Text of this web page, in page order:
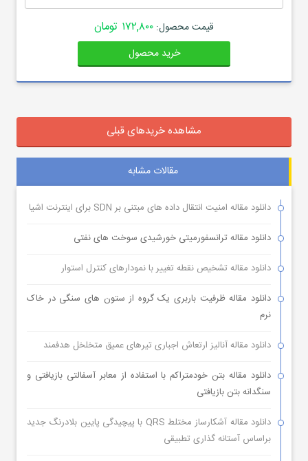
قیمت محصول: ۱۷۲,۸۰۰ تومان
خرید محصول
مشاهده خریدهای قبلی
مقالات مشابه
دانلود مقاله امنیت انتقال داده های مبتنی بر SDN برای اینترنت اشیا
دانلود مقاله ترانسفورمیتی خورشیدی سوخت های نفتی
دانلود مقاله تشخیص نقطه تغییر با نمودارهای کنترل استوار
دانلود مقاله ظرفیت باربری یک گروه از ستون های سنگی در خاک
نرم
دانلود مقاله آنالیز ارتعاش اجباری تیرهای عمیق متخلخل هدفمند
دانلود مقاله بتن خودمتراکم با استفاده از معابر آسفالتی بازیافتی و
سنگدانه بتن بازیافتی
دانلود مقاله آشکارساز مختلط QRS با پیچیدگی پایین بلادرنگ جدید
براساس آستانه گذاری تطبیقی